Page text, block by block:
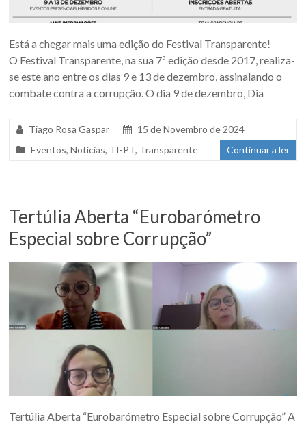
Está a chegar mais uma edição do Festival Transparente!
O Festival Transparente, na sua 7ª edição desde 2017, realiza-
se este ano entre os dias 9 e 13 de dezembro, assinalando o
combate contra a corrupção. O dia 9 de dezembro, Dia
Tiago Rosa Gaspar
15 de Novembro de 2024
Eventos,Notícias, TI-PT, Transparente Continuar a ler
Tertúlia Aberta “Eurobarómetro
Especial sobre Corrupção”
Tertúlia Aberta “Eurobarómetro Especial sobre Corrupção” A